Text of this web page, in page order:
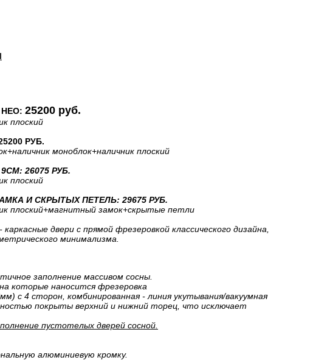
25200 руб.
плоский
РУБ.
+наличник моноблок+наличник плоский
26075 РУБ.
плоский
И СКРЫТЫХ ПЕТЕЛЬ: 29675 РУБ.
плоский+магнитный замок+скрытые петли
двери с прямой фрезеровкой классического дизайна,
минимализма.
заполнение массивом сосны.
которые наносится фрезеровка
с 4 сторон, комбинированная - линия укутывания/вакуумная
покрыты верхний и нижний торец, что исключает
пустотелых дверей сосной.
алюминиевую кромку.